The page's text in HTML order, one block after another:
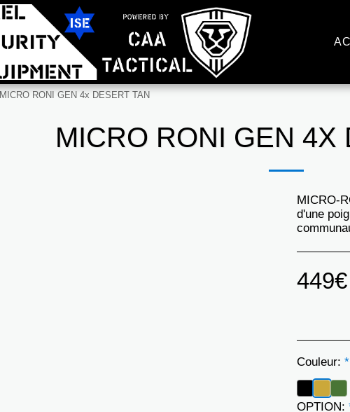
MICRO RONI GEN 4x DESERT TAN
MICRO RONI GEN 4X
MICRO-
d'une
449€
Couleur: *
OPTION: